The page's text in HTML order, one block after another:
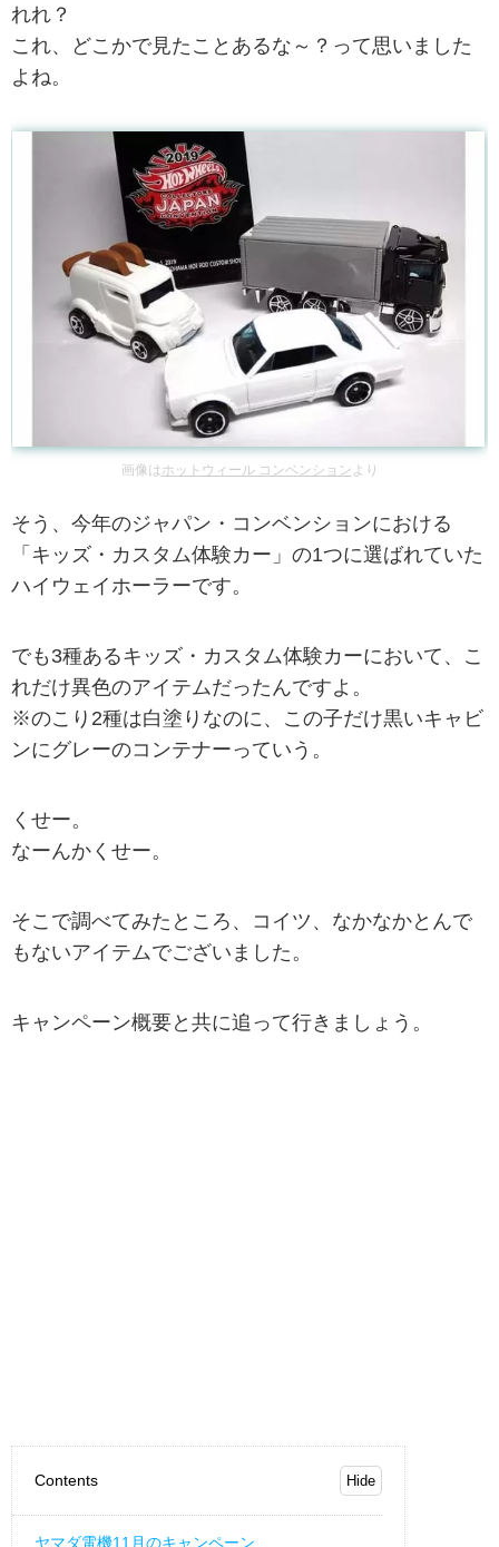
れれ？
これ、どこかで見たことあるな～？って思いました
よね。
画像は ホットウィール コンベンション より
そう、今年のジャパン・コンベンションにおける
「キッズ・カスタム体験カー」の1つに選ばれていた
ハイウェイホーラーです。
でも3種あるキッズ・カスタム体験カーにおいて、こ
れだけ異色のアイテムだったんですよ。
※のこり2種は白塗りなのに、この子だけ黒いキャビ
ンにグレーのコンテナーっていう。
くせー。
なーんかくせー。
そこで調べてみたところ、コイツ、なかなかとんで
もないアイテムでございました。
キャンペーン概要と共に追って行きましょう。
Contents
ヤマダ電機11月のキャンペーン